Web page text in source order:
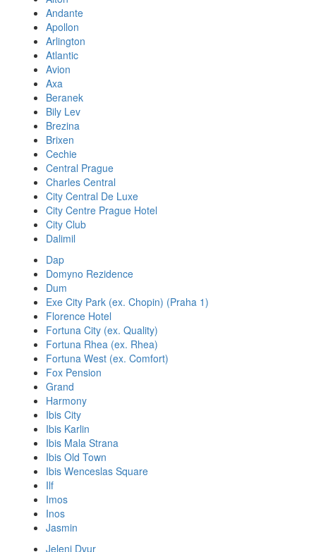
Andante
Apollon
Arlington
Atlantic
Avion
Axa
Beranek
Bily Lev
Brezina
Brixen
Cechie
Central Prague
Charles Central
City Central De Luxe
City Centre Prague Hotel
City Club
Dalimil
Dap
Domyno Rezidence
Dum
Exe City Park (ex. Chopin) (Praha 1)
Florence Hotel
Fortuna City (ex. Quality)
Fortuna Rhea (ex. Rhea)
Fortuna West (ex. Comfort)
Fox Pension
Grand
Harmony
Ibis City
Ibis Karlin
Ibis Mala Strana
Ibis Old Town
Ibis Wenceslas Square
Ilf
Imos
Inos
Jasmin
Jeleni Dvur